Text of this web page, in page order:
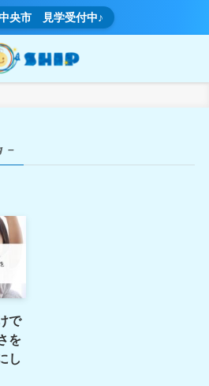
央市 見学受付中♪
–
で
を
し